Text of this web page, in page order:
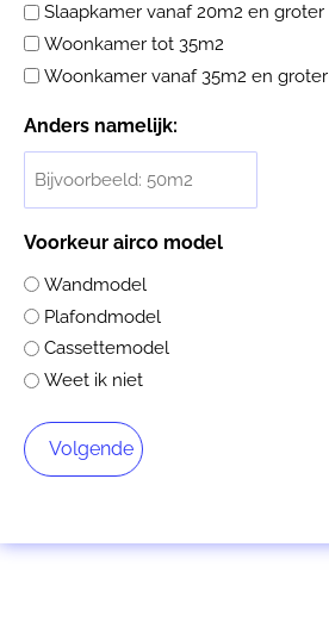
Slaapkamer vanaf 20m2 en groter
Woonkamer tot 35m2
Woonkamer vanaf 35m2 en groter
Anders namelijk:
Voorkeur airco model
Wandmodel
Plafondmodel
Cassettemodel
Weet ik niet